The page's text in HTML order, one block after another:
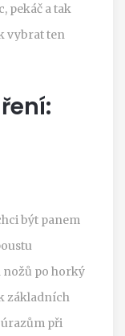
pekáč a tak
vybrat ten
být panem
nožů po horký
základních
při